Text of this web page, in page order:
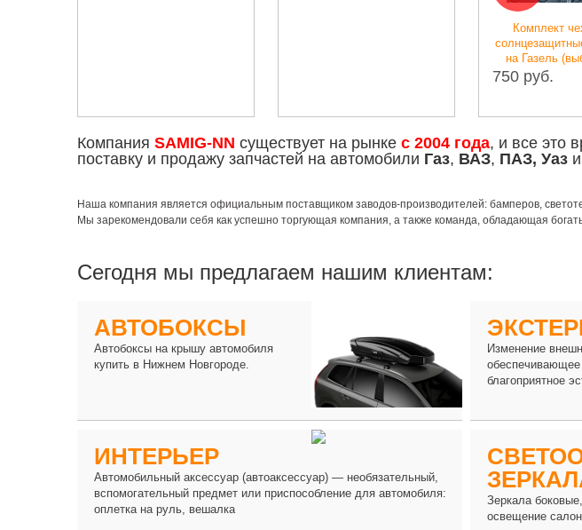
Комплект чехлов на
солнцезащитные козырьки
на Газель (выбор цвет)
Компания SAMIG-NN существует на рынке с 2004 года, и все это
поставку и продажу запчастей на автомобили Газ, ВАЗ, ПАЗ, Уаз
Наша компания является официальным поставщиком заводов-производителей: бамперов,
Мы зарекомендовали себя как успешно торгующая компания, а также команда, обладающая
Сегодня мы предлагаем нашим клиентам:
АВТОБОКСЫ
Автобоксы на крышу автомобиля
купить в Нижнем Новгороде.
Изменение
благоприятное
ИНТЕРЬЕР
Автомобильный аксессуар (автоаксессуар) — необязательный,
вспомогательный предмет или приспособление для автомобиля:
оплетка на руль, вешалка
Зеркала
освещение